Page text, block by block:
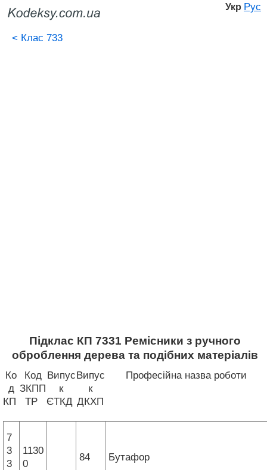
Укр Рус
< Клас 733
Підклас КП 7331 Ремісники з ручного
оброблення дерева та подібних матеріалів
Ко
д
КП
Код
ЗКПП
ТР
Випус
к
ЄТКД
Випус
к
ДКХП
Професійна назва роботи
7
3
3
1130
0
84 Бутафор